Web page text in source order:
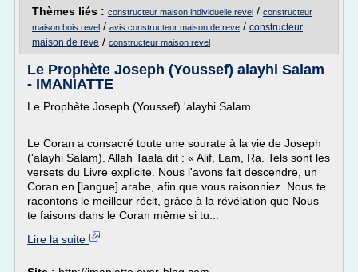
Thèmes liés : constructeur maison individuelle revel / constructeur
maison bois revel / avis constructeur maison de reve / constructeur
maison de reve / constructeur maison revel
Le Prophète Joseph (Youssef) alayhi Salam
- IMANIATTE
Le Prophète Joseph (Youssef) 'alayhi Salam
Le Coran a consacré toute une sourate à la vie de Joseph
('alayhi Salam). Allah Taala dit : « Alif, Lam, Ra. Tels sont les
versets du Livre explicite. Nous l'avons fait descendre, un
Coran en [langue] arabe, afin que vous raisonniez. Nous te
racontons le meilleur récit, grâce à la révélation que Nous
te faisons dans le Coran même si tu...
Lire la suite